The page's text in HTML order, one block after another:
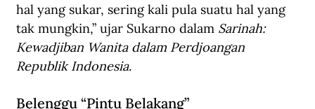
hal yang sukar, sering kali pula suatu hal yang
tak mungkin,” ujar Sukarno dalam Sarinah:
Kewadjiban Wanita dalam Perdjoangan
Republik Indonesia.
Belenggu “Pintu Belakang”